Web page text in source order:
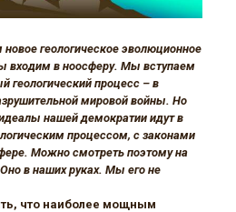
геологическое эволюционное
входим в ноосферу. Мы вступаем
геологический процесс – в
мировой войны. Но
нашей демократии идут в
процессом, с законами
Можно смотреть поэтому на
в наших руках. Мы его не
что наиболее мощным